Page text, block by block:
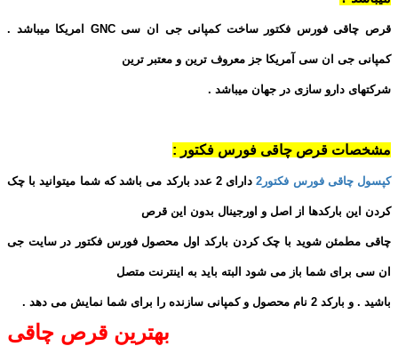
قرص چاقی فورس فکتور ساخت کمپانی جی ان سی GNC امریکا میباشد .
کمپانی جی ان سی آمریکا جز معروف ترین و معتبر ترین
شرکتهای دارو سازی در جهان میباشد .
مشخصات قرص چاقی فورس فکتور :
کپسول چاقی فورس فکتور2 دارای 2 عدد بارکد می باشد که شما میتوانید با چک
کردن این بارکدها از اصل و اورجینال بدون این قرص
چاقی مطمئن شوید با چک کردن بارکد اول محصول فورس فکتور در سایت جی
ان سی برای شما باز می شود البته باید به اینترنت متصل
باشید . و بارکد 2 نام محصول و کمپانی سازنده را برای شما نمایش می دهد .
بهترین قرص چاقی